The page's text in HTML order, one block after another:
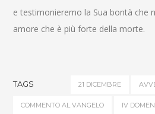
e testimonieremo la Sua bontà che
amore che è più forte della morte.
TAGS 21 DICEMBRE
COMMENTO AL VANGELO IV